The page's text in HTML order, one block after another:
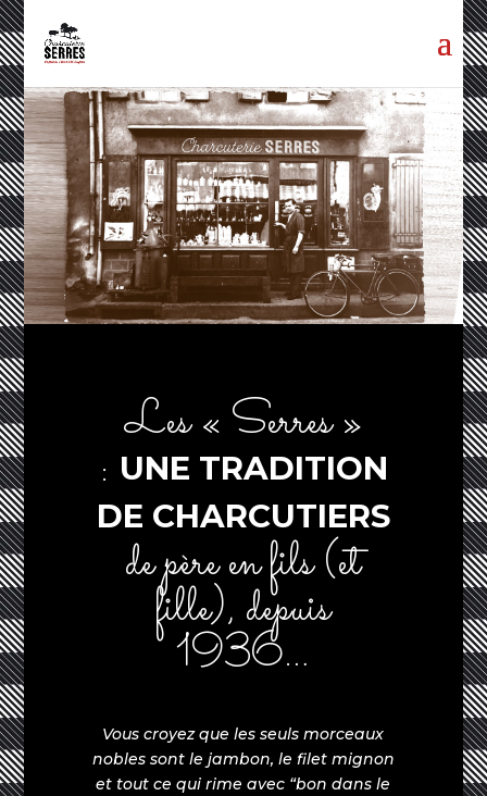
Les « Serres »
: UNE TRADITION
DE CHARCUTIERS
de père en fils (et
fille), depuis
1936…
Vous croyez que les seuls morceaux
nobles sont le jambon, le filet mignon
et tout ce qui rime avec “bon dans le